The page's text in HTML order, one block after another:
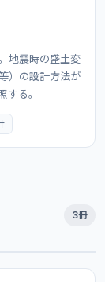
地震時の盛土変
）の設計方法が
する。
3冊